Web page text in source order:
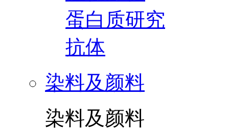
蛋白质研究
抗体
染料及颜料
染料及颜料